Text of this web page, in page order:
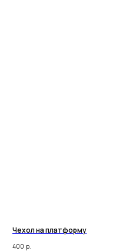
Чехол на платформу
400 р.